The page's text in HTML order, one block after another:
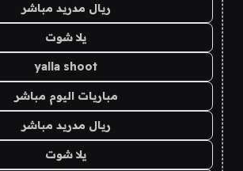
ريال مدريد مباشر
يلا شوت
yalla shoot
مباريات اليوم مباشر
ريال مدريد مباشر
يلا شوت